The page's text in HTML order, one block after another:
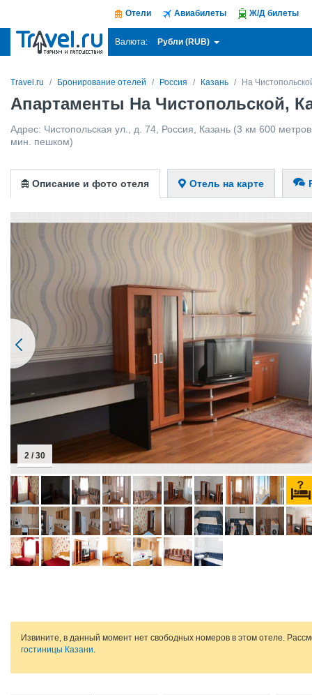
Отели Авиабилеты Ж/Д билеты
Валюта: Рубли (RUB)
Travel.ru Бронирование отелей Россия Казань На
Апартаменты На Чистопольской,
Адрес: Чистопольская ул., д. 74 Россия Казань (3 км 600
мин. пешком)
Описание и фото отеля Отель на карте
2 / 30
Извините, в данный момент нет свободных номеров в этом отеле.
гостиницы Казани.